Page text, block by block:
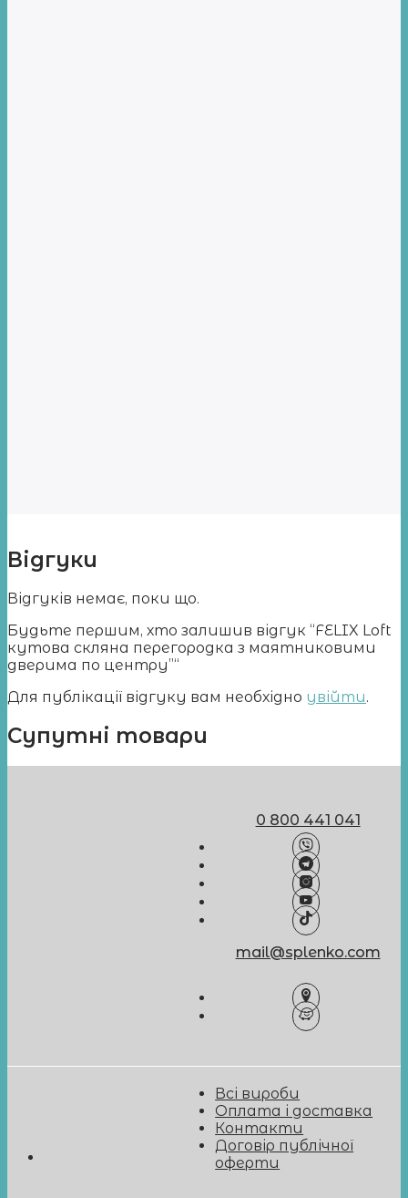
Відгуки
Відгуків немає, поки що.
Будьте першим, хто залишив відгук “FELIX Loft
кутова скляна перегородка з маятниковими
дверима по центру”“
Для публікації відгуку вам необхідно увійти.
Супутні товари
0 800 441 041
mail@splenko.com
Всі вироби
Оплата і доставка
Контакти
Договір публічної
оферти